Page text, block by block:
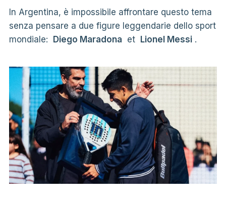
In Argentina, è impossibile affrontare questo tema
senza pensare a due figure leggendarie dello sport
mondiale: Diego Maradona et Lionel Messi.